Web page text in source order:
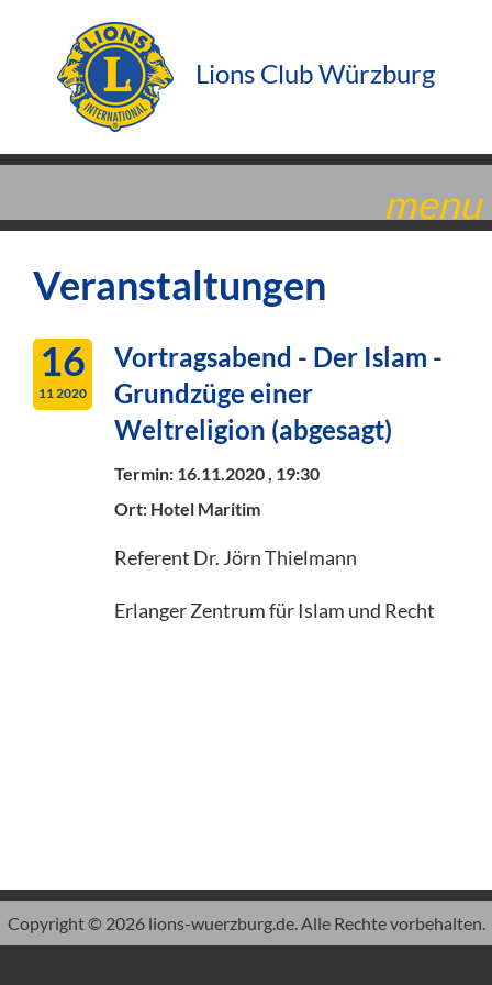
Lions Club Würzburg
menu
Veranstaltungen
16
11 2020
Vortragsabend - Der Islam -
Grundzüge einer
Weltreligion (abgesagt)
Termin: 16.11.2020 , 19:30
Ort: Hotel Maritim
Referent Dr. Jörn Thielmann
Erlanger Zentrum für Islam und Recht
Copyright © 2026 lions-wuerzburg.de. Alle Rechte vorbehalten.